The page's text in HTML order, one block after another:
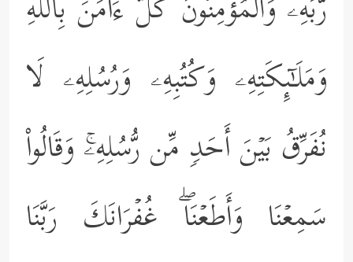
رَّبِّهِۦ وَٱلۡمُؤۡمِنُونَۚ كُلٌّ ءَامَنَ بِٱللَّهِ
وَمَلَـٰۤىِٕكَتِهِۦ وَكُتُبِهِۦ وَرُسُلِهِۦ لَا
نُفَرِّقُ بَیۡنَ أَحَدࣲ مِّن رُّسُلِهِۦۚ وَقَالُواْ
سَمِعۡنَا وَأَطَعۡنَاۖ غُفۡرَانَكَ رَبَّنَا